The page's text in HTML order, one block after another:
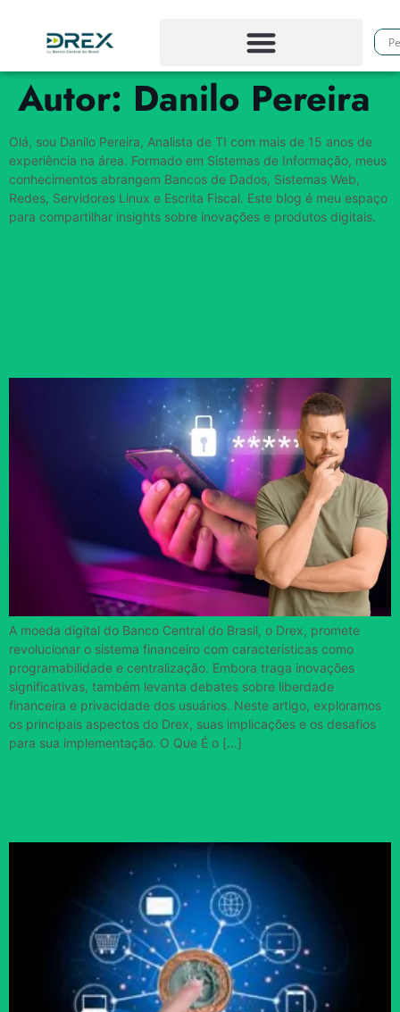
Autor: Danilo Pereira
Olá, sou Danilo Pereira, Analista de TI com mais de 15 anos de
experiência na área. Formado em Sistemas de Informação, meus
conhecimentos abrangem Bancos de Dados, Sistemas Web,
Redes, Servidores Linux e Escrita Fiscal. Este blog é meu espaço
para compartilhar insights sobre inovações e produtos digitais.
A moeda digital do Banco Central do Brasil, o Drex, promete
revolucionar o sistema financeiro com características como
programabilidade e centralização. Embora traga inovações
significativas, também levanta debates sobre liberdade
financeira e privacidade dos usuários. Neste artigo, exploramos
os principais aspectos do Drex, suas implicações e os desafios
para sua implementação. O Que É o […]